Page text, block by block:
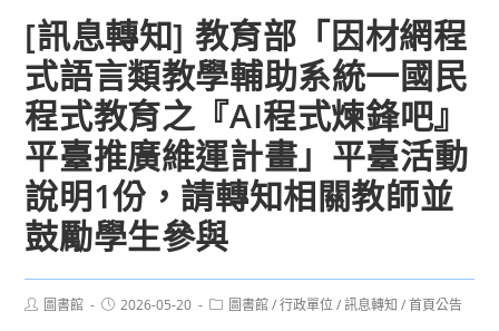
[訊息轉知] 教育部「因材網程
式語言類教學輔助系統一國民
程式教育之『AI程式煉鋒吧』
平臺推廣維運計畫」平臺活動
說明1份，請轉知相關教師並
鼓勵學生參與
Post圖書館
Post2026-05-20
Post圖書館 / 行政單位 / 訊息轉知 / 首頁公告